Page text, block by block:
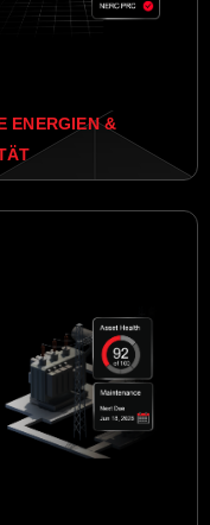
ENERGIEN &